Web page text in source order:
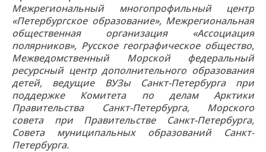
Межрегиональный многопрофильный центр
«Петербургское образование», Межрегиональная
общественная организация «Ассоциация
полярников», Русское географическое общество,
Межведомственный Морской федеральный
ресурсный центр дополнительного образования
детей, ведущие ВУЗы Санкт-Петербурга при
поддержке Комитета по делам Арктики
Правительства Санкт-Петербурга, Морского
совета при Правительстве Санкт-Петербурга,
Совета муниципальных образований Санкт-
Петербурга.